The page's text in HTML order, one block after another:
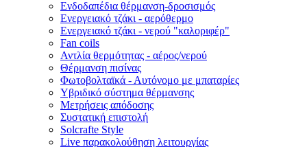
Ενδοδαπέδια θέρμανση-δροσισμός
Ενεργειακό τζάκι - αερόθερμο
Ενεργειακό τζάκι - νερού "καλοριφέρ"
Fan coils
Αντλία θερμότητας - αέρος/νερού
Θέρμανση πισίνας
Φωτοβολταϊκά - Αυτόνομο με μπαταρίες
Υβριδικό σύστημα θέρμανσης
Μετρήσεις απόδοσης
Συστατική επιστολή
Solcrafte Style
Live παρακολούθηση λειτουργίας